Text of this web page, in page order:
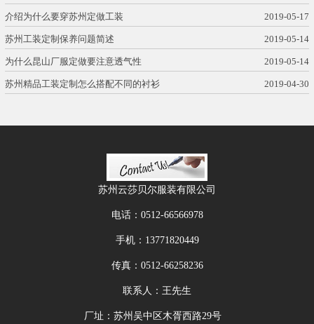
介绍为什么要穿苏州定做工装 2019-05-17
苏州工装定制保养问题简述 2019-05-14
为什么昆山厂服定做要注意透气性 2019-05-14
苏州精品工装定制怎么搭配不同的衬衫 2019-04-30
苏州云莎贝尔服装有限公司
电话： 0512-66566978
手机： 13771820449
传真： 0512-66258236
联系人：王先生
厂址：苏州吴中区木胥西路29号